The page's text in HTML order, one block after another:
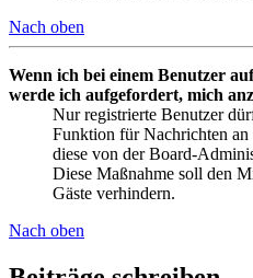
Nach oben
Wenn ich bei einem Benutzer
werde ich aufgefordert, mich
Nur registrierte Benutzer
Funktion für Nachrichten an
diese von der Board-
Diese Maßnahme soll den
Gäste verhindern.
Nach oben